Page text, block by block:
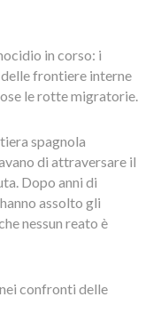
in corso: i
frontiere interne
le rotte migratorie.
spagnola
di attraversare il
Dopo anni di
assolto gli
nessun reato è
confronti delle